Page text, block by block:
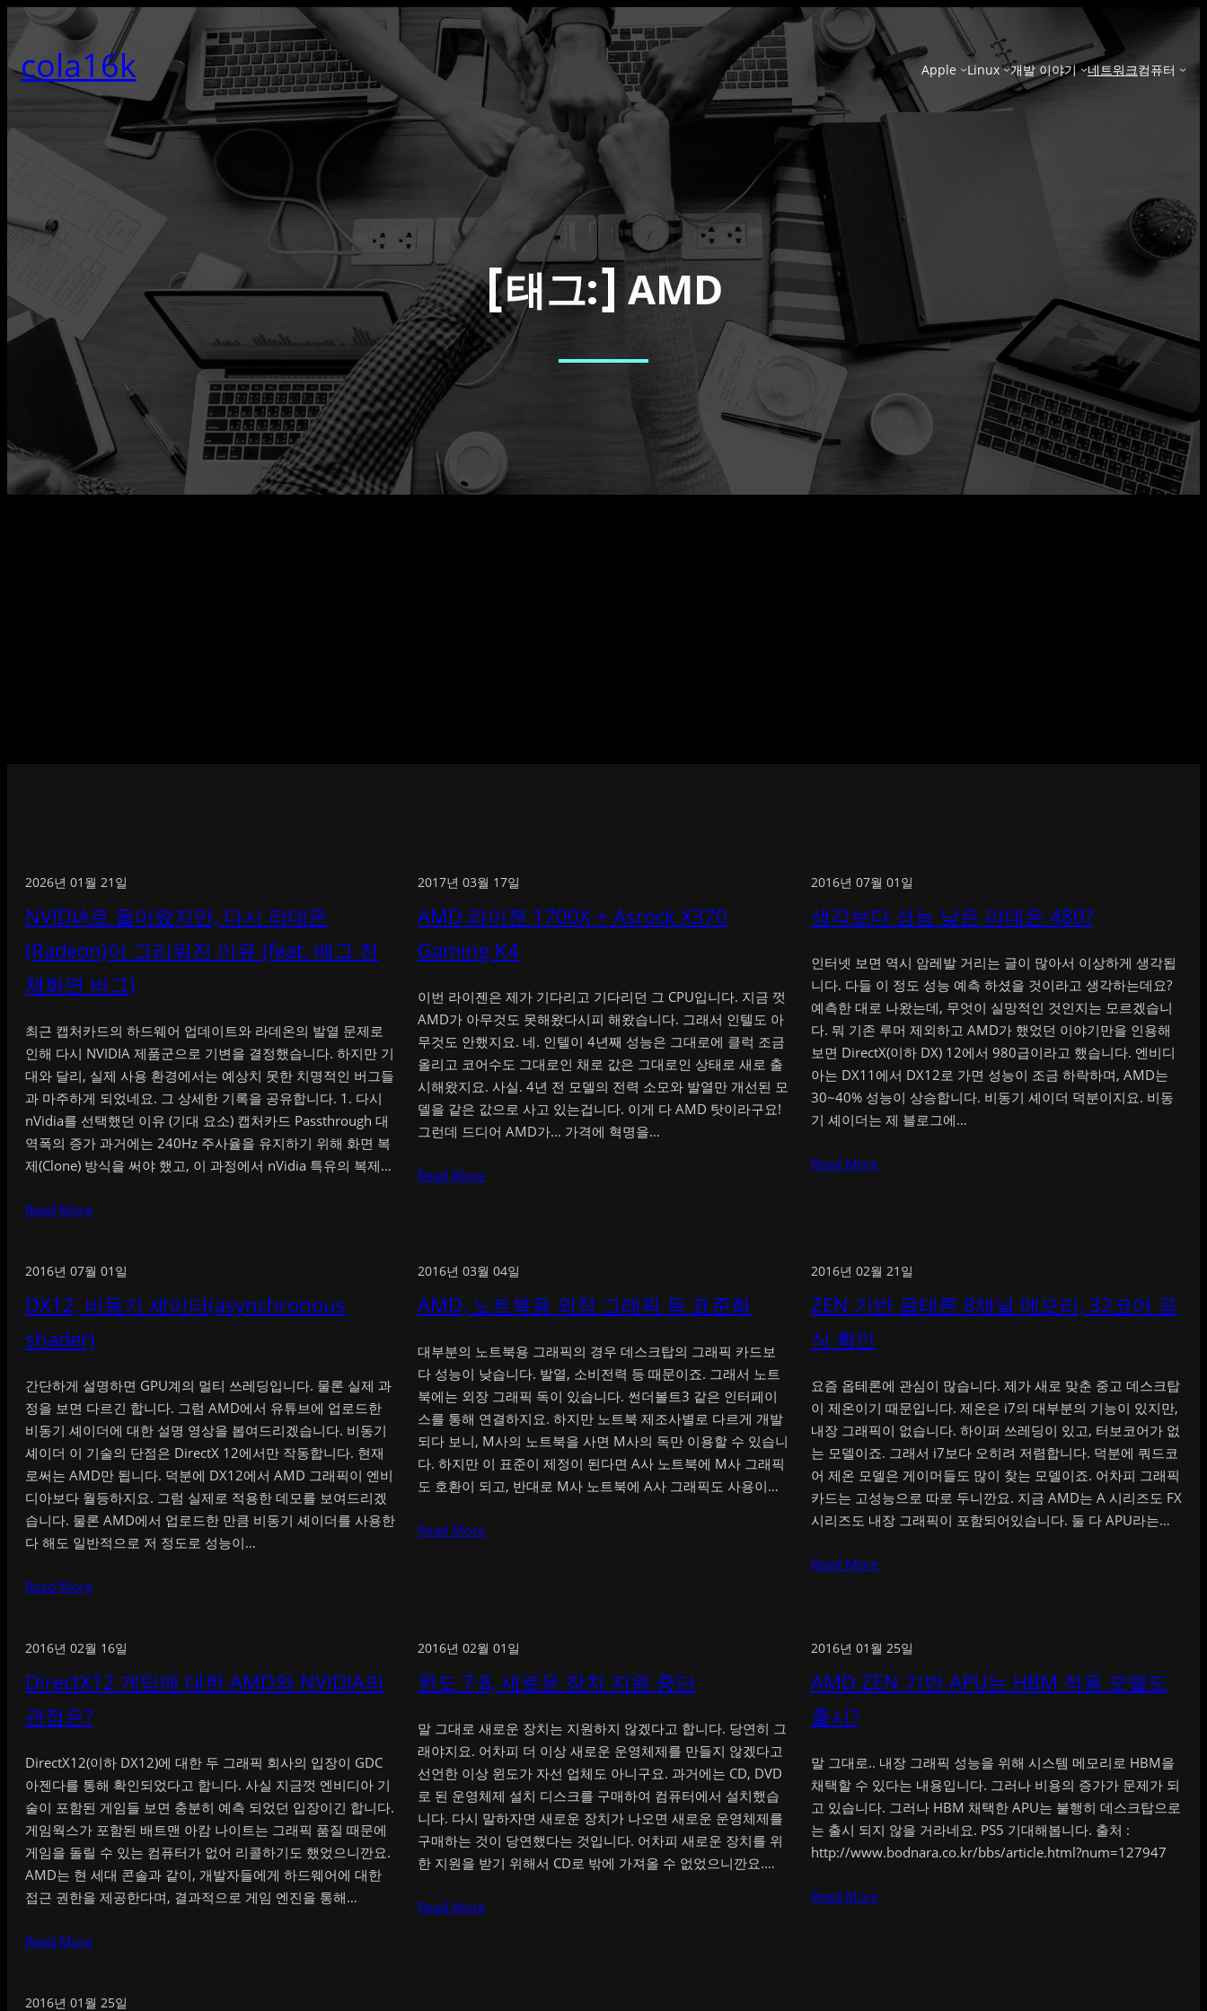
로
cola16k Apple Linux 개발 이야기 네트워크컴퓨터
[태그:] AMD
2026년 01월 21일
NVIDIA로 돌아왔지만, 다시 라데온
(Radeon)이 그리워진 이유 (feat. 배그 전
체화면 버그)
최근 캡처카드의 하드웨어 업데이트와 라데온의 발열 문제로
인해 다시 NVIDIA 제품군으로 기변을 결정했습니다. 하지만 기
대와 달리, 실제 사용 환경에서는 예상치 못한 치명적인 버그들
과 마주하게 되었네요. 그 상세한 기록을 공유합니다. 1. 다시
nVidia를 선택했던 이유 (기대 요소) 캡처카드 Passthrough 대
역폭의 증가 과거에는 240Hz 주사율을 유지하기 위해 화면 복
제(Clone) 방식을 써야 했고, 이 과정에서 nVidia 특유의 복제…
Read More
2017년 03월 17일
AMD 라이젠 1700X + Asrock X370
Gaming K4
이번 라이젠은 제가 기다리고 기다리던 그 CPU입니다. 지금 껏
AMD가 아무것도 못해왔다시피 해왔습니다. 그래서 인텔도 아
무것도 안했지요. 네. 인텔이 4년째 성능은 그대로에 클럭 조금
올리고 코어수도 그대로인 채로 값은 그대로인 상태로 새로 출
시해왔지요. 사실. 4년 전 모델의 전력 소모와 발열만 개선된 모
델을 같은 값으로 사고 있는겁니다. 이게 다 AMD 탓이라구요!
그런데 드디어 AMD가… 가격에 혁명을…
Read More
2016년 07월 01일
생각보다 성능 낮은 라데온 480?
인터넷 보면 역시 암레발 거리는 글이 많아서 이상하게 생각됩
니다. 다들 이 정도 성능 예측 하셨을 것이라고 생각하는데요?
예측한 대로 나왔는데, 무엇이 실망적인 것인지는 모르겠습니
다. 뭐 기존 루머 제외하고 AMD가 했었던 이야기만을 인용해
보면 DirectX(이하 DX) 12에서 980급이라고 했습니다. 엔비디
아는 DX11에서 DX12로 가면 성능이 조금 하락하며, AMD는
30~40% 성능이 상승합니다. 비동기 셰이더 덕분이지요. 비동
기 셰이더는 제 블로그에…
Read More
2016년 07월 01일
DX12, 비동기 셰이더(asynchronous
shader)
간단하게 설명하면 GPU계의 멀티 쓰레딩입니다. 물론 실제 과
정을 보면 다르긴 합니다. 그럼 AMD에서 유튜브에 업로드한
비동기 셰이더에 대한 설명 영상을 봅여드리겠습니다. 비동기
셰이더 이 기술의 단점은 DirectX 12에서만 작동합니다. 현재
로써는 AMD만 됩니다. 덕분에 DX12에서 AMD 그래픽이 엔비
디아보다 월등하지요. 그럼 실제로 적용한 데모를 보여드리겠
습니다. 물론 AMD에서 업로드한 만큼 비동기 셰이더를 사용한
다 해도 일반적으로 저 정도로 성능이…
Read More
2016년 03월 04일
AMD, 노트북용 외장 그래픽 독 표준화
대부분의 노트북용 그래픽의 경우 데스크탑의 그래픽 카드보
다 성능이 낮습니다. 발열, 소비전력 등 때문이죠. 그래서 노트
북에는 외장 그래픽 독이 있습니다. 썬더볼트3 같은 인터페이
스를 통해 연결하지요. 하지만 노트북 제조사별로 다르게 개발
되다 보니, M사의 노트북을 사면 M사의 독만 이용할 수 있습니
다. 하지만 이 표준이 제정이 된다면 A사 노트북에 M사 그래픽
도 호환이 되고, 반대로 M사 노트북에 A사 그래픽도 사용이…
Read More
2016년 02월 21일
ZEN 기반 옵테론 8채널 메모리, 32코어 공
식 확인
요즘 옵테론에 관심이 많습니다. 제가 새로 맞춘 중고 데스크탑
이 제온이기 때문입니다. 제온은 i7의 대부분의 기능이 있지만,
내장 그래픽이 없습니다. 하이퍼 쓰레딩이 있고, 터보코어가 없
는 모델이죠. 그래서 i7보다 오히려 저렴합니다. 덕분에 쿼드코
어 제온 모델은 게이머들도 많이 찾는 모델이죠. 어차피 그래픽
카드는 고성능으로 따로 두니깐요. 지금 AMD는 A 시리즈도 FX
시리즈도 내장 그래픽이 포함되어있습니다. 둘 다 APU라는…
Read More
2016년 02월 16일
DirectX12 게임에 대한 AMD와 NVIDIA의
관점은?
DirectX12(이하 DX12)에 대한 두 그래픽 회사의 입장이 GDC
아젠다를 통해 확인되었다고 합니다. 사실 지금껏 엔비디아 기
술이 포함된 게임들 보면 충분히 예측 되었던 입장이긴 합니다.
게임웍스가 포함된 배트맨 아캄 나이트는 그래픽 품질 때문에
게임을 돌릴 수 있는 컴퓨터가 없어 리콜하기도 했었으니깐요.
AMD는 현 세대 콘솔과 같이, 개발자들에게 하드웨어에 대한
접근 권한을 제공한다며, 결과적으로 게임 엔진을 통해…
Read More
2016년 02월 01일
윈도 7·8, 새로운 장치 지원 중단
말 그대로 새로운 장치는 지원하지 않겠다고 합니다. 당연히 그
래야지요. 어차피 더 이상 새로운 운영체제를 만들지 않겠다고
선언한 이상 윈도가 자선 업체도 아니구요. 과거에는 CD, DVD
로 된 운영체제 설치 디스크를 구매하여 컴퓨터에서 설치했습
니다. 다시 말하자면 새로운 장치가 나오면 새로운 운영체제를
구매하는 것이 당연했다는 것입니다. 어차피 새로운 장치를 위
한 지원을 받기 위해서 CD로 밖에 가져올 수 없었으니깐요.…
Read More
2016년 01월 25일
AMD ZEN 기반 APU는 HBM 적용 모델도
출시?
말 그대로.. 내장 그래픽 성능을 위해 시스템 메모리로 HBM을
채택할 수 있다는 내용입니다. 그러나 비용의 증가가 문제가 되
고 있습니다. 그러나 HBM 채택한 APU는 불행히 데스크탑으로
는 출시 되지 않을 거라네요. PS5 기대해봅니다. 출처 :
http://www.bodnara.co.kr/bbs/article.html?num=127947
Read More
2016년 01월 25일